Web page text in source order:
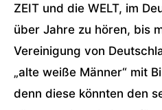
ZEIT und die WELT, im
über Jahre zu hören, bis
Vereinigung von
„alte weiße Männer“ mit
denn diese könnten den